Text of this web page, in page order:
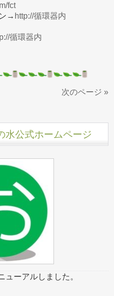
fct
→ http://循環器内
循環器内
次のページ »
水公式ホームページ
ューアルしました。